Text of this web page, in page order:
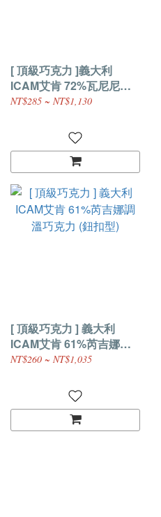
[ 頂級巧克力 ]義大利
ICAM艾肯 72%瓦尼尼調
溫巧克力 (鈕扣型)
NT$285 ~ NT$1,130
[ 頂級巧克力 ] 義大利
ICAM艾肯 61%芮吉娜調
溫巧克力 (鈕扣型)
NT$260 ~ NT$1,035